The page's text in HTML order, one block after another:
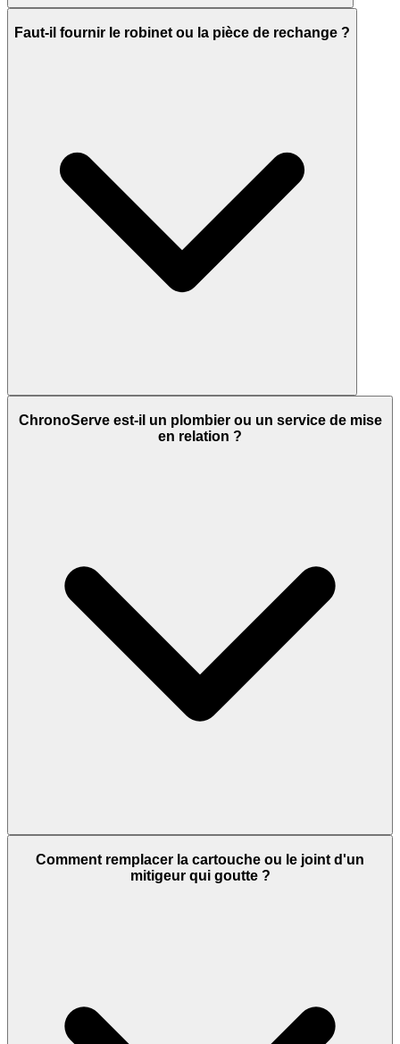
Faut-il fournir le robinet ou la pièce de rechange ?
ChronoServe est-il un plombier ou un service de mise
en relation ?
Comment remplacer la cartouche ou le joint d'un
mitigeur qui goutte ?